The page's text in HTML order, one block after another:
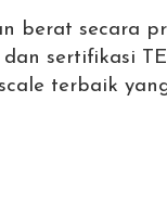
secara
sertifikasi
terbaik